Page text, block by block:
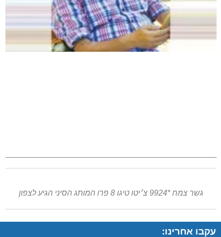
גשר צמח *9924 צ׳יטו טיגו 8 פרו המותג הסיני הגיע לצפון
עקבו אחרינו: